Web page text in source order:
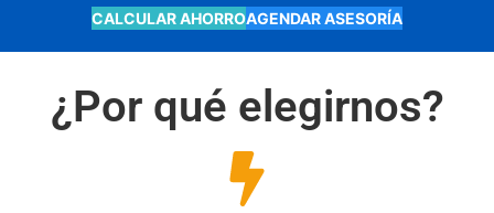
CALCULAR AHORROAGENDAR ASESORÍA
¿Por qué elegirnos?